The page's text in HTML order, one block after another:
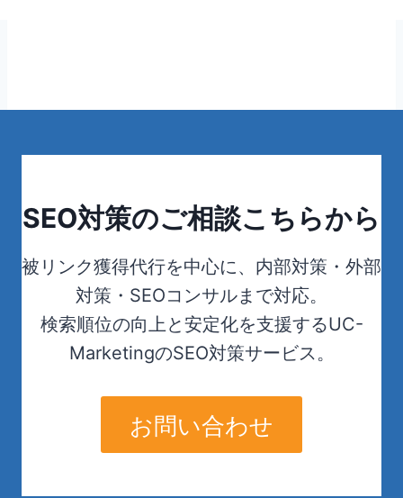
SEO対策のご相談こちらから
被リンク獲得代行を中心に、内部対策・外部
対策・SEOコンサルまで対応。
検索順位の向上と安定化を支援するUC-
MarketingのSEO対策サービス。
お問い合わせ